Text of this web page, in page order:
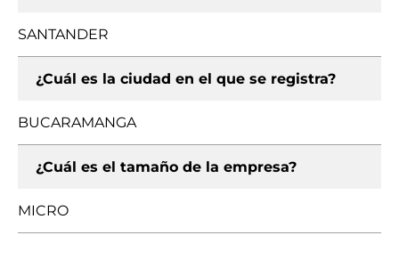
SANTANDER
¿Cuál es la ciudad en el que se registra?
BUCARAMANGA
¿Cuál es el tamaño de la empresa?
MICRO